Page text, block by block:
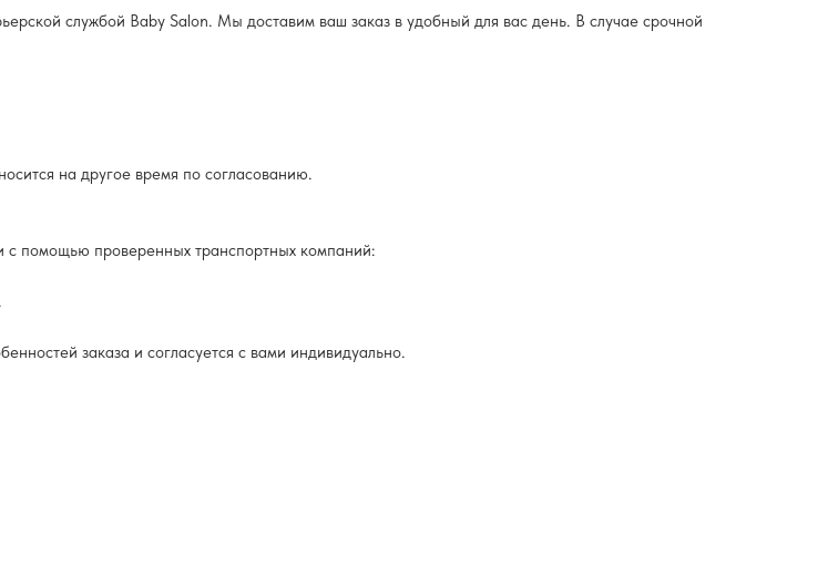
службой Baby Salon. Мы доставим ваш заказ в удобный для вас день. В случае срочной
на другое время по согласованию.
с помощью проверенных транспортных компаний:
заказа и согласуется с вами индивидуально.